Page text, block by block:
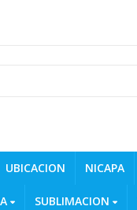
UBICACION NICAPA
SUBLIMACION